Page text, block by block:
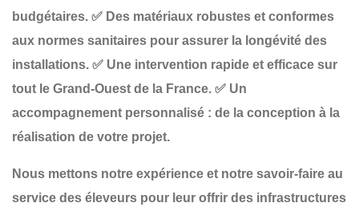
budgétaires. ✅ Des matériaux robustes et conformes
aux normes sanitaires pour assurer la longévité des
installations. ✅ Une intervention rapide et efficace sur
tout le Grand-Ouest de la France. ✅ Un
accompagnement personnalisé : de la conception à la
réalisation de votre projet.
Nous mettons notre expérience et notre savoir-faire au
service des éleveurs pour leur offrir des infrastructures